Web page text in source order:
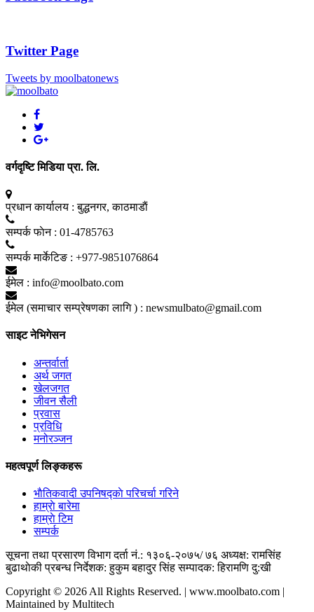
Twitter Page
Tweets by moolbatonews
वर्गदृष्टि मिडिया प्रा. लि.
प्रधान कार्यालय : बुद्धनगर, काठमाडाैं
सम्पर्क फाेन : 01-4785763
सम्पर्क मार्केटिङ : +977-9851076864
ईमेल : info@moolbato.com
ईमेल (समाचार सम्प्रेषणका लागि ) : newsmulbato@gmail.com
साइट नेभिगेसन
अन्तर्वार्ता
अर्थ जगत
खेलजगत
जीवन सैली
प्रवास
प्रविधि
मनोरञ्जन
महत्वपूर्ण लिङ्कहरू
भाैतिकवादी उपनिषद्काे परिचर्चा गरिने
हाम्राे बारेमा
हाम्राे टिम
सम्पर्क
सूचना तथा प्रसारण विभाग दर्ता नं.: १३०६-२०७५/ ७६ अध्यक्ष: रामसिंह
बुढाथाेकी प्रबन्ध निर्देशक: हुकुम बहादुर सिंह सम्पादक: हिरामणि दु:खी
Copyright © 2026 All Rights Reserved. | www.moolbato.com |
Maintained by Multitech